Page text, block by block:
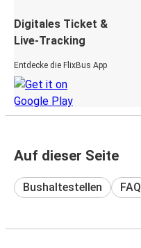
Digitales Ticket &
Live-Tracking
Entdecke die FlixBus App
Auf dieser Seite
Bushaltestellen FAQ